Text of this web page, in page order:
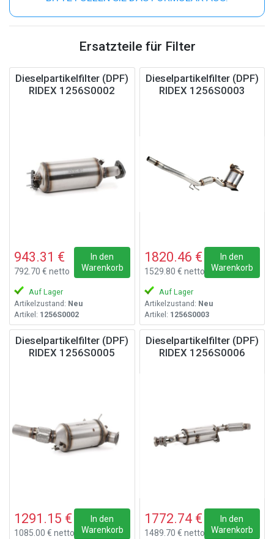
Ersatzteile für Filter
Dieselpartikelfilter (DPF)
RIDEX 1256S0002
943.31 €
792.70 € netto
In den
Warenkorb
Auf Lager
Artikelzustand: Neu
Artikel: 1256S0002
Dieselpartikelfilter (DPF)
RIDEX 1256S0003
1820.46 €
1529.80 € netto
In den
Warenkorb
Auf Lager
Artikelzustand: Neu
Artikel: 1256S0003
Dieselpartikelfilter (DPF)
RIDEX 1256S0005
1291.15 €
1085.00 € netto
In den
Warenkorb
Dieselpartikelfilter (DPF)
RIDEX 1256S0006
1772.74 €
1489.70 € netto
In den
Warenkorb